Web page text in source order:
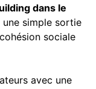
dans le
simple sortie
sociale
avec une